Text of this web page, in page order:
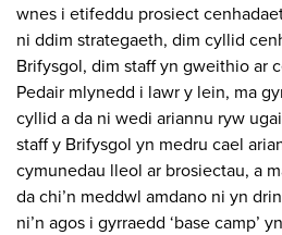
wnes i etifeddu prosiect
ni ddim strategaeth, dim cyllid
Brifysgol, dim staff yn gweithio ar
Pedair mlynedd i lawr y lein, ma
cyllid a da ni wedi ariannu ryw
staff y Brifysgol yn medru cael
cymunedau lleol ar brosiectau, a
da chi’n meddwl amdano ni yn
ni’n agos i gyrraedd ‘base camp’